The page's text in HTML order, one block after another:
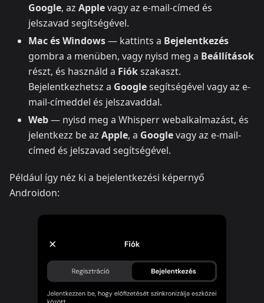
Google, az Applevagy az e-mail-címed és
jelszavad segítségével.
Mac és Windows— kattints a Bejelentkezés
gombra a menüben, vagy nyisd meg a Beállítások
részt, és használd a Fiókszakaszt.
Bejelentkezhetsz a Googlesegítségével vagy az e-
mail-címeddel és jelszavaddal.
Web— nyisd meg a Whisperr webalkalmazást, és
jelentkezz be az Apple, a Googlevagy az e-mail-
címed és jelszavad segítségével.
Például így néz ki a bejelentkezési képernyő
Androidon: